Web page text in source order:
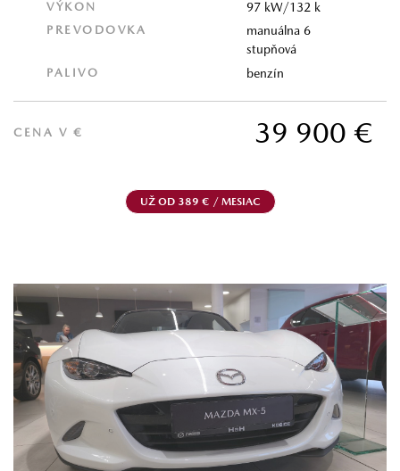
VÝKON 97 kW/132 k
PREVODOVKA
manuálna 6
stupňová
PALIVO benzín
CENA V € 39 900 €
UŽ OD 389 € / MESIAC